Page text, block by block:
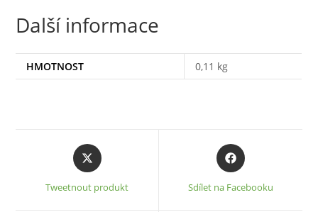
Další informace
HMOTNOST 0,11 kg
Opens
in
Tweetnout produkt
Opens
in
Sdílet na Facebooku